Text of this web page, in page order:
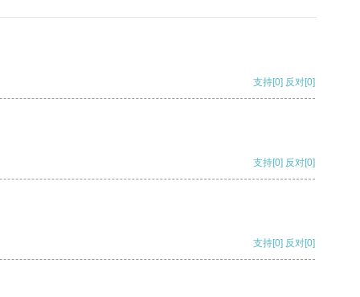
支持[0] 反对[0]
支持[0] 反对[0]
支持[0] 反对[0]